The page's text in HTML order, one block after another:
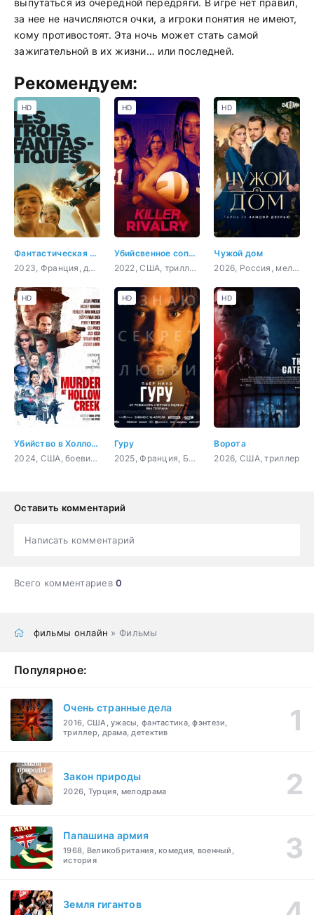
выпутаться из очередной передряги. В игре нет правил,
за нее не начисляются очки, а игроки понятия не имеют,
кому противостоят. Эта ночь может стать самой
зажигательной в их жизни… или последней.
Рекомендуем:
Фантастическая тройка
2023, Франция, драма
HD
Убийсвенное соперничество
2022, США, триллер, детектив
HD
Чужой дом
2026, Россия, мелодрама
HD
Убийство в Холлоу Крик
2024, США, боевик, триллер, комедия
HD
Гуру
2025, Франция, Бельгия, триллер
HD
Ворота
2026, США, триллер
HD
Оставить комментарий
Написать комментарий
Всего комментариев0
фильмы онлайн » Фильмы
Популярное:
Очень странные дела
2016, США, ужасы, фантастика, фэнтези,
триллер, драма, детектив
Закон природы
2026, Турция, мелодрама
Папашина армия
1968, Великобритания, комедия, военный,
история
Земля гигантов